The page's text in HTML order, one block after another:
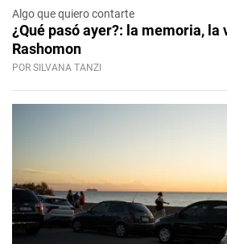
Algo que quiero contarte
¿Qué pasó ayer?: la memoria, la
Rashomon
POR SILVANA TANZI